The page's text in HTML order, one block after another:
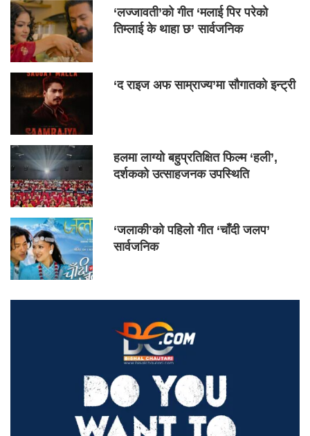
‘लज्जावती’को गीत ‘मलाई पिर परेको
तिम्लाई के थाहा छ’ सार्वजनिक
‘द राइज अफ साम्राज्य’मा सौगातको इन्ट्री
हलमा लाग्यो बहुप्रतिक्षित फिल्म ‘हली’,
दर्शकको उत्साहजनक उपस्थिति
‘जलाकी’को पहिलो गीत ‘चाँदी जलप’
सार्वजनिक